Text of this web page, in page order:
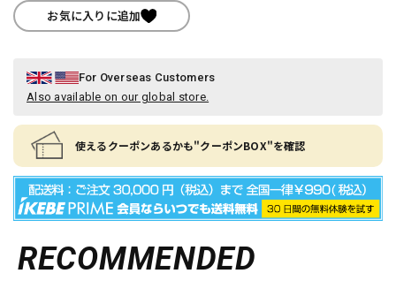
お気に入りに追加
For Overseas Customers
Also available on our global store.
使えるクーポンあるかも"クーポンBOX"を確認
RECOMMENDED